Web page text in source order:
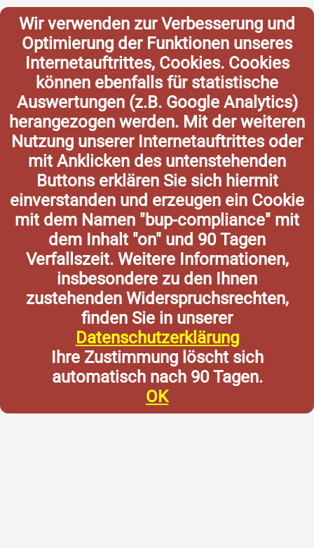
Wir verwenden zur Verbesserung und
Optimierung der Funktionen unseres
Internetauftrittes, Cookies. Cookies
können ebenfalls für statistische
Auswertungen (z.B. Google Analytics)
herangezogen werden. Mit der weiteren
Nutzung unserer Internetauftrittes oder
mit Anklicken des untenstehenden
Buttons erklären Sie sich hiermit
einverstanden und erzeugen ein Cookie
mit dem Namen "bup-compliance" mit
dem Inhalt "on" und 90 Tagen
Verfallszeit. Weitere Informationen,
insbesondere zu den Ihnen
zustehenden Widerspruchsrechten,
finden Sie in unserer
Datenschutzerklärung
Ihre Zustimmung löscht sich
automatisch nach 90 Tagen.
OK